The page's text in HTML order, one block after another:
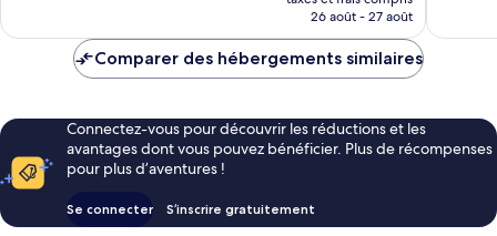
prix
de
26 août - 27 août
Comparer des hébergements similaires
Connectez-vous pour découvrir les réductions et les
avantages dont vous pouvez bénéficier. Plus de récompenses
pour plus d’aventures !
Se connecter S’inscrire gratuitement